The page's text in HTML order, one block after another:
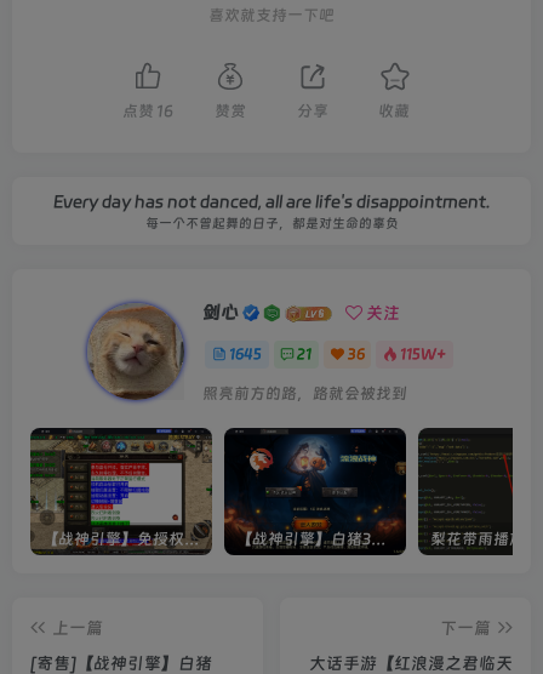
喜欢就支持一下吧
点赞 16 赞赏 分享 收藏
Every day has not danced, all are life's disappointment.
每一个不曾起舞的日子，都是对生命的辜负
剑心 关注
1645 21 36 115W+
照亮前方的路，路就会被找到
【战神引擎】免授权-原生 [全屏自动拾取] 插件 + 配置教程（更新修复版，具体自测） 【战神引擎】白猪3-流浪战神3神技8大陆全屏拾取版特色服务端+生肖+转生+秘境+神魔+双端+教程(更新眼神拾取)
上一篇
[寄售]【战神引擎】白猪
下一篇
大话手游【红浪漫之君临天